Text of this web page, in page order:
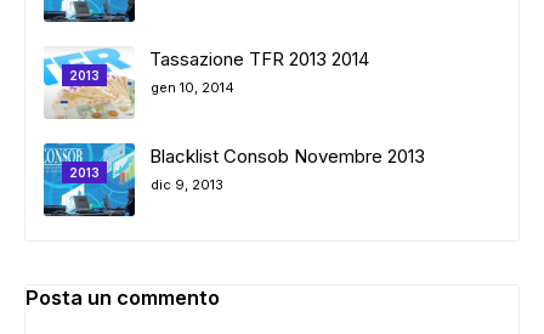
2013
Tassazione TFR 2013 2014
gen 10, 2014
2013
Blacklist Consob Novembre 2013
dic 9, 2013
Posta un commento